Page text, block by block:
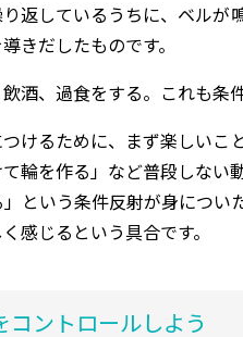
返しているうちに、ベル
きだしたものです。
酒、過食をする。これも条
けるために、まず楽しい
輪を作る」など普段しない
」という条件反射が身につ
感じるという具合です。
コントロールしよう